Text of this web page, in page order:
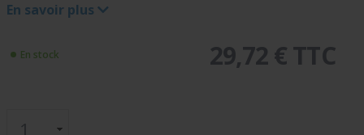
En savoir plus
En stock 29,72 € TTC